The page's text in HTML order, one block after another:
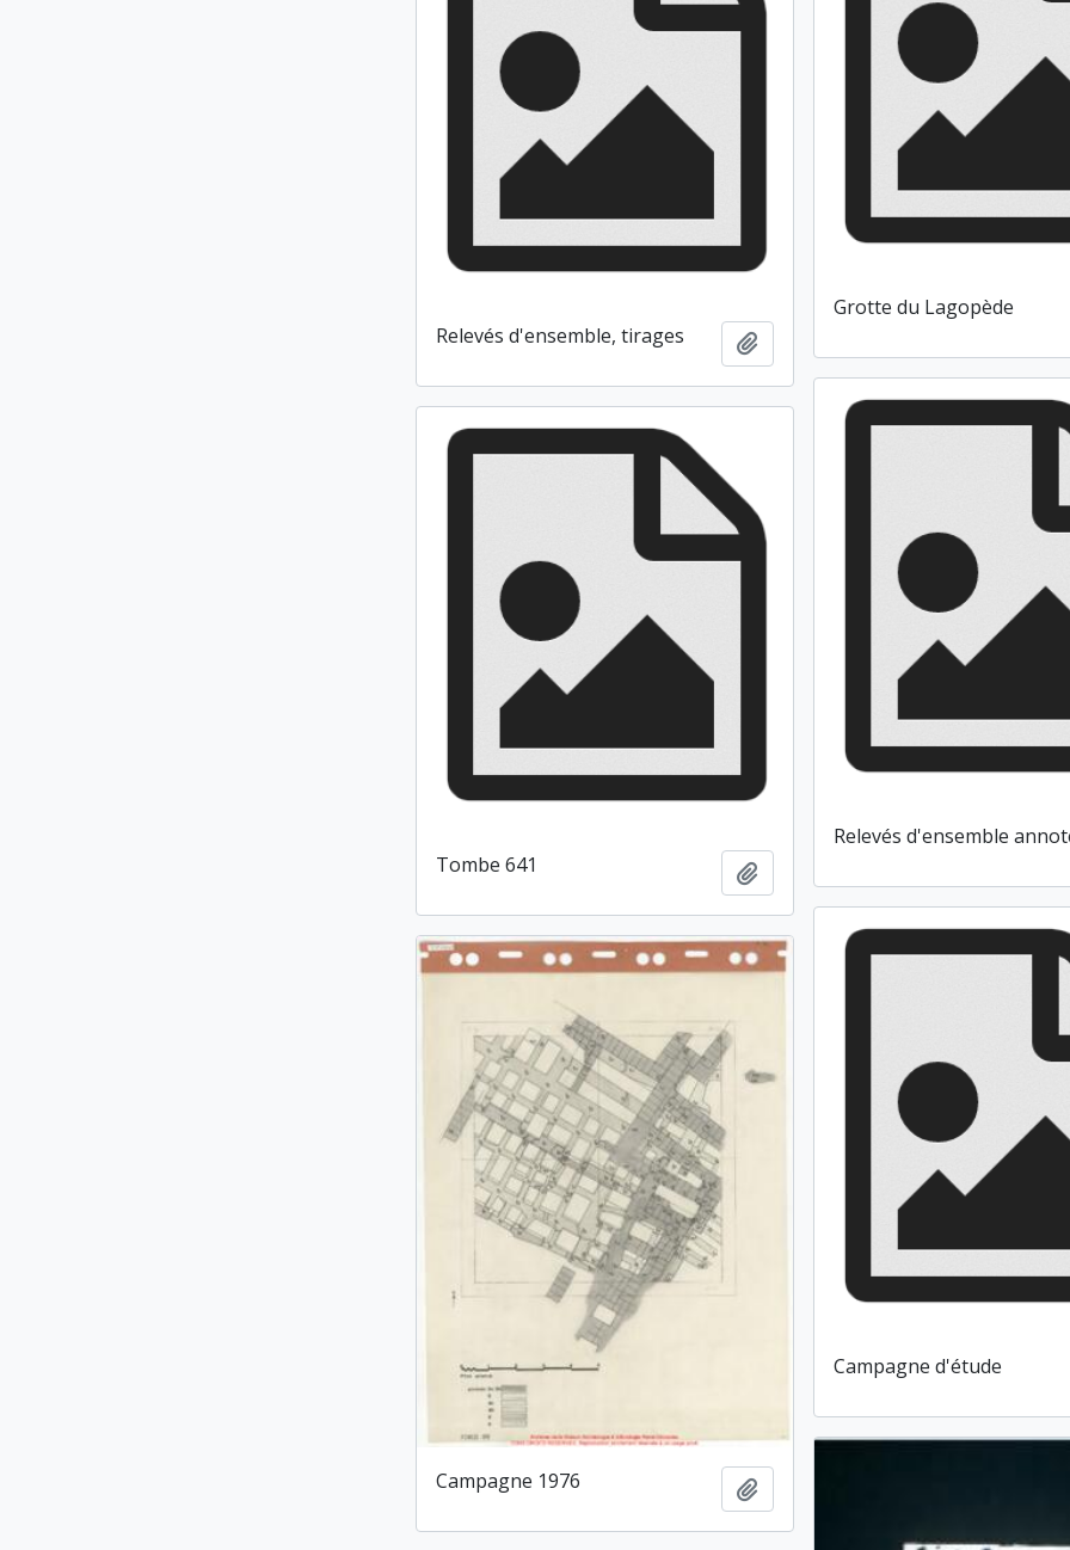
Grotte du Lagopède
Relevés d'ensemble, tirages
Relevés d'ensemble
Tombe 641
Campagne d'étude
Campagne 1976